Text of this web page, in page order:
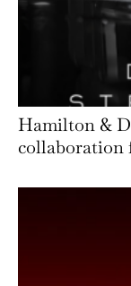
Hamilton &
collaboration